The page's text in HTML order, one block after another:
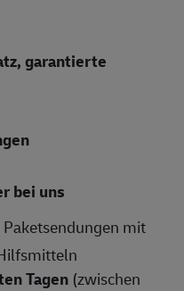
garantierte
bei uns
mit
Tagen (zwischen